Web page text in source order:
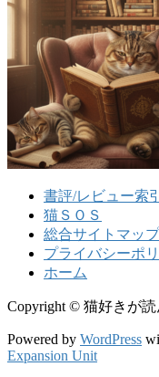
書評/レビュー索引
猫ＳＯＳ
総合サイトマップ
プライバシーポ
ホーム
Copyright © 猫好きが読
Powered by WordPress
Expansion Unit